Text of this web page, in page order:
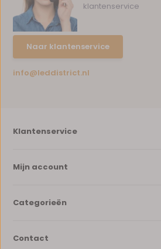
klantenservice
Naar klantenservice
info@leddistrict.nl
Klantenservice
Mijn account
Categorieën
Contact